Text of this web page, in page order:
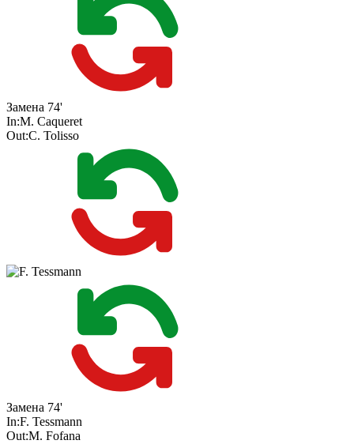
Замена 74'
In:M. Caqueret
Out:C. Tolisso
Замена 74'
In:F. Tessmann
Out:M. Fofana